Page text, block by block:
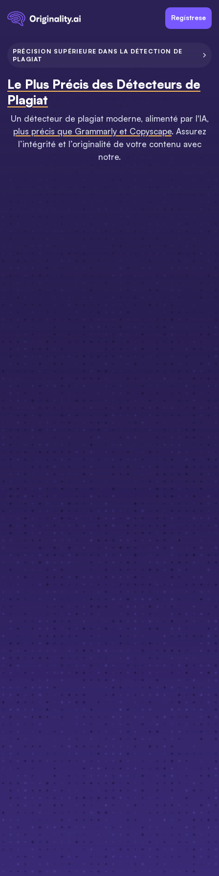
Regístrese
PRÉCISION SUPÉRIEURE DANS LA DÉTECTION DE
PLAGIAT

Le Plus Précis des Détecteurs de
Plagiat
Un détecteur de plagiat moderne, alimenté par l'IA,
plus précis que Grammarly et Copyscape. Assurez
l’intégrité et l’originalité de votre contenu avec
notre.